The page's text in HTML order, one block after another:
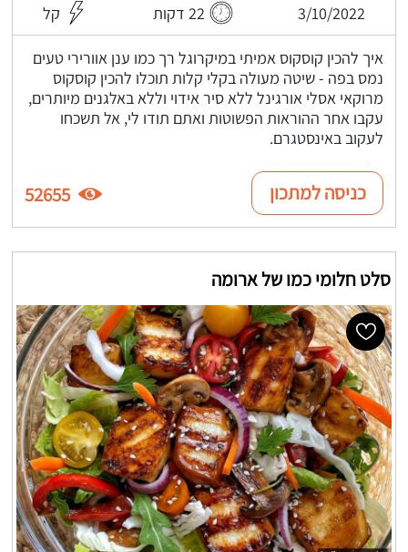
3/10/2022 22 דקות קל
איך להכין קוסקוס אמיתי במיקרוגל רך כמו ענן אוורירי טעים
נמס בפה - שיטה מעולה בקלי קלות תוכלו להכין קוסקוס
מרוקאי אסלי אורגינל ללא סיר אידוי וללא באלגנים מיותרים,
עקבו אחר ההוראות הפשוטות ואתם תודו לי, אל תשכחו
לעקוב באינסטגרם.
כניסה למתכון 52655
סלט חלומי כמו של ארומה